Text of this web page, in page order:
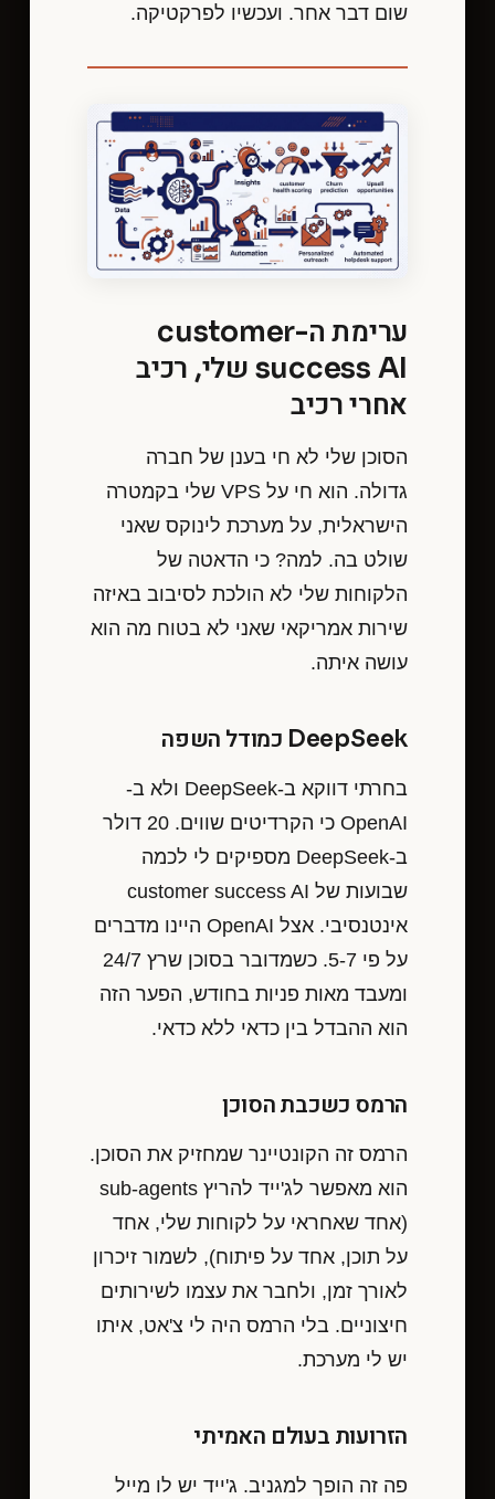
שום דבר אחר. ועכשיו לפרקטיקה.
ערימת ה-customer
success AI שלי, רכיב
אחרי רכיב
הסוכן שלי לא חי בענן של חברה
גדולה. הוא חי על VPS שלי בקמטרה
הישראלית, על מערכת לינוקס שאני
שולט בה. למה? כי הדאטה של
הלקוחות שלי לא הולכת לסיבוב באיזה
שירות אמריקאי שאני לא בטוח מה הוא
עושה איתה.
DeepSeek כמודל השפה
בחרתי דווקא ב-DeepSeek ולא ב-
OpenAI כי הקרדיטים שווים. 20 דולר
ב-DeepSeek מספיקים לי לכמה
שבועות של customer success AI
אינטנסיבי. אצל OpenAI היינו מדברים
על פי 5-7. כשמדובר בסוכן שרץ 24/7
ומעבד מאות פניות בחודש, הפער הזה
הוא ההבדל בין כדאי ללא כדאי.
הרמס כשכבת הסוכן
הרמס זה הקונטיינר שמחזיק את הסוכן.
הוא מאפשר לג'ייד להריץ sub-agents
(אחד שאחראי על לקוחות שלי, אחד
על תוכן, אחד על פיתוח), לשמור זיכרון
לאורך זמן, ולחבר את עצמו לשירותים
חיצוניים. בלי הרמס היה לי צ'אט, איתו
יש לי מערכת.
הזרועות בעולם האמיתי
פה זה הופך למגניב. ג'ייד יש לו מייל